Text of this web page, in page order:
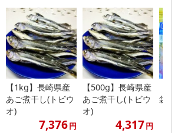
【1kg】長崎県産
あご煮干し(トビウ
オ)
7,376円
【500g】長崎県産
あご煮干し(トビウ
オ)
4,317円
袋)